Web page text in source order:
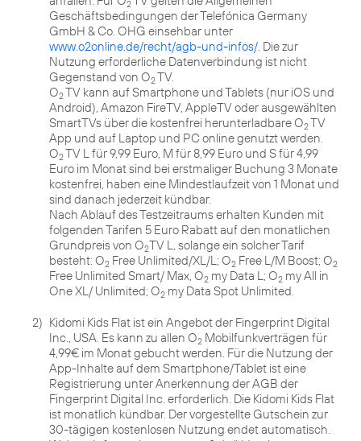
2
Geschäftsbedingungen der Telefónica Germany
GmbH & Co. OHG einsehbar unter
www.o2online.de/recht/agb-und-infos/. Die zur
Nutzung erforderliche Datenverbindung ist nicht
Gegenstand von O2TV.
O2TV kann auf Smartphone und Tablets (nur iOS und
Android), Amazon FireTV, AppleTV oder ausgewählten
SmartTVs über die kostenfrei herunterladbare O2TV
App und auf Laptop und PC online genutzt werden.
O2TV L für 9,99 Euro, M für 8,99 Euro und S für 4,99
Euro im Monat sind bei erstmaliger Buchung 3 Monate
kostenfrei, haben eine Mindestlaufzeit von 1 Monat und
sind danach jederzeit kündbar.
Nach Ablauf des Testzeitraums erhalten Kunden mit
folgenden Tarifen 5 Euro Rabatt auf den monatlichen
Grundpreis von O2TV L, solange ein solcher Tarif
besteht: O2 Free Unlimited/XL/L; O2 Free L/M Boost; O2
Free Unlimited Smart/ Max, O2 my Data L; O2 my All in
One XL/ Unlimited; O2
2) Kidomi Kids Flat ist ein Angebot der Fingerprint Digital
Inc., USA. Es kann zu allen O2 Mobilfunkverträgen für
4,99€ im Monat gebucht werden. Für die Nutzung der
App-Inhalte auf dem Smartphone/Tablet ist eine
Registrierung unter Anerkennung der AGB der
Fingerprint Digital Inc. erforderlich. Die Kidomi Kids Flat
ist monatlich kündbar. Der vorgestellte Gutschein zur
30-tägigen kostenlosen Nutzung endet automatisch.